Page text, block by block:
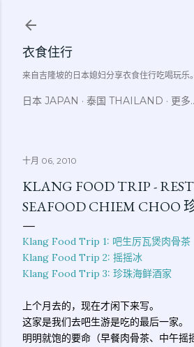
衣食住行
来自吉隆坡的日本媳妇分享衣食住行吃喝玩
日本 JAPAN 泰国 THAILAND 更多
十月 06, 2010
KLANG FOOD TRIP -
SEAFOOD CHIEM CHOO
Klang Food Trip 1: 吧生厉瓦煲肉骨茶
Klang Food Trip 2: 摇摇冰
Klang Food Trip 3: 珍珠海鲜酒家
上个月去的，现在才闲下来写。
这家是我们去吧生游是吃的最后一家。
明明就饱的要命（早餐肉骨茶、中午摇